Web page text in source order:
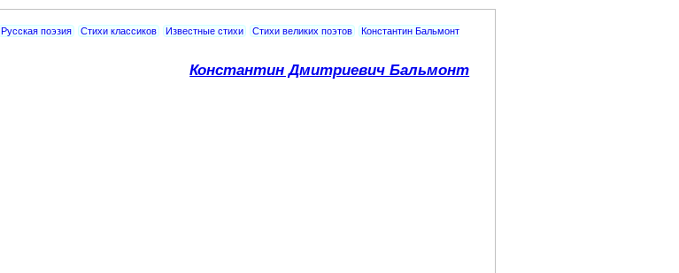
Русская поэзия Стихи классиков Известные стихи Стихи великих поэтов
Константин Бальмонт
Константин Дмитриевич Бальмонт